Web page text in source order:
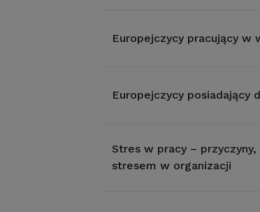
Europejczycy pracujący w
Europejczycy posiadający
Stres w pracy –
stresem w organizacji